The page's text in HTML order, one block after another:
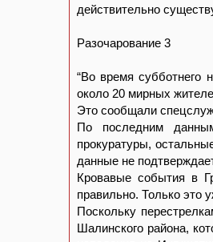
действительно
Разочарование 3
“Во время субботнего
около 20 мирных
Это сообщали
По последним
прокуратуры,
данные не
Кровавые события в
правильно. Только это
Поскольку
Шалинского района,